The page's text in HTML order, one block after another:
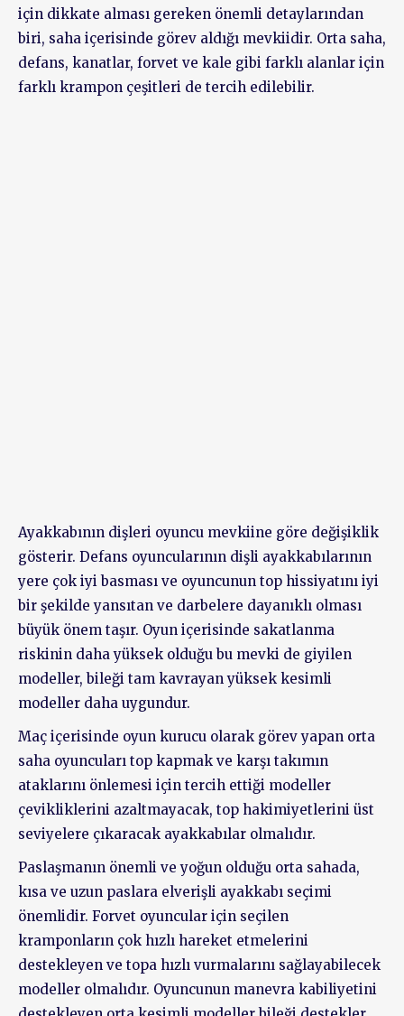
için dikkate alması gereken önemli detaylarından
biri, saha içerisinde görev aldığı mevkiidir. Orta saha,
defans, kanatlar, forvet ve kale gibi farklı alanlar için
farklı krampon çeşitleri de tercih edilebilir.
Ayakkabının dişleri oyuncu mevkiine göre değişiklik
gösterir. Defans oyuncularının dişli ayakkabılarının
yere çok iyi basması ve oyuncunun top hissiyatını iyi
bir şekilde yansıtan ve darbelere dayanıklı olması
büyük önem taşır. Oyun içerisinde sakatlanma
riskinin daha yüksek olduğu bu mevki de giyilen
modeller, bileği tam kavrayan yüksek kesimli
modeller daha uygundur.
Maç içerisinde oyun kurucu olarak görev yapan orta
saha oyuncuları top kapmak ve karşı takımın
ataklarını önlemesi için tercih ettiği modeller
çevikliklerini azaltmayacak, top hakimiyetlerini üst
seviyelere çıkaracak ayakkabılar olmalıdır.
Paslaşmanın önemli ve yoğun olduğu orta sahada,
kısa ve uzun paslara elverişli ayakkabı seçimi
önemlidir. Forvet oyuncular için seçilen
kramponların çok hızlı hareket etmelerini
destekleyen ve topa hızlı vurmalarını sağlayabilecek
modeller olmalıdır. Oyuncunun manevra kabiliyetini